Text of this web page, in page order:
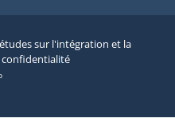
sur l'intégration et la